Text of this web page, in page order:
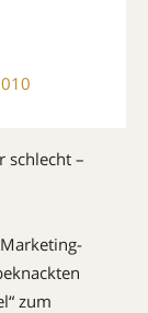
schlecht –
zum